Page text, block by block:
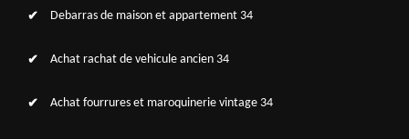
Debarras de maison et appartement 34
Achat rachat de vehicule ancien 34
Achat fourrures et maroquinerie vintage 34